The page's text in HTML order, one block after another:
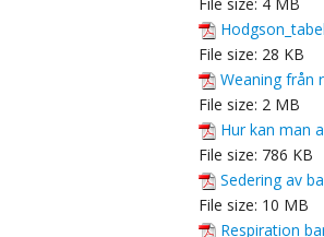
File size: 28 KB
Weaning från
File size: 2 MB
Hur kan man
File size: 786 KB
Sedering av
File size: 10 MB
Respiration